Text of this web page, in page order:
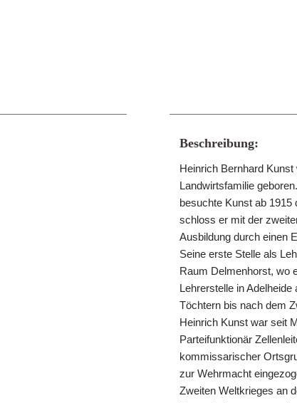
Beschreibung:
Heinrich Bernhard
Landwirtsfamilie
besuchte Kunst ab 1915
schloss er mit der
Ausbildung durch einen
Seine erste Stelle als
Raum Delmenhorst, wo
Lehrerstelle in
Töchtern bis nach dem
Heinrich Kunst war seit
Parteifunktionär
kommissarischer
zur Wehrmacht
Zweiten Weltkrieges an